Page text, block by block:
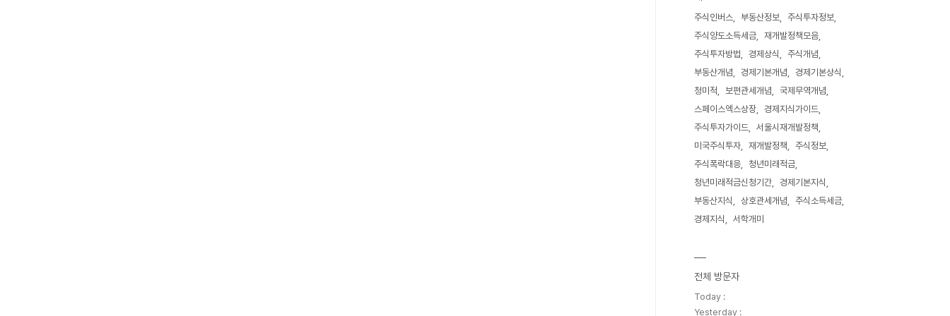
주식인버스 부동산정보
주식투자정보
주식양도소득세금
재개발정책모음
주식투자방법
경제상식
주식개념
부동산개념
경제기본개념
경제기본상식
청미적
보편관세개념
국제무역개념
스페이스엑스상장
경제지식가이드
주식투자가이드
서울시재개발정책
미국주식투자
재개발정책
주식정보
주식폭락대응
청년미래적금
청년미래적금신청기간
경제기본지식
부동산지식
상호관세개념
주식소득세금
경제지식
서학개미
전체 방문자
Today :
Yesterday :